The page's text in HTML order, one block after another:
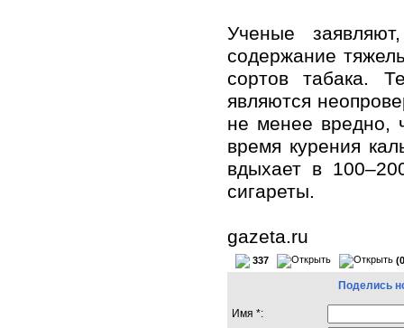
Ученые
содержание
сортов табака.
являются
не менее вредно,
время курения
вдыхает в
сигареты.
gazeta.ru
337
Поделись
Имя *: